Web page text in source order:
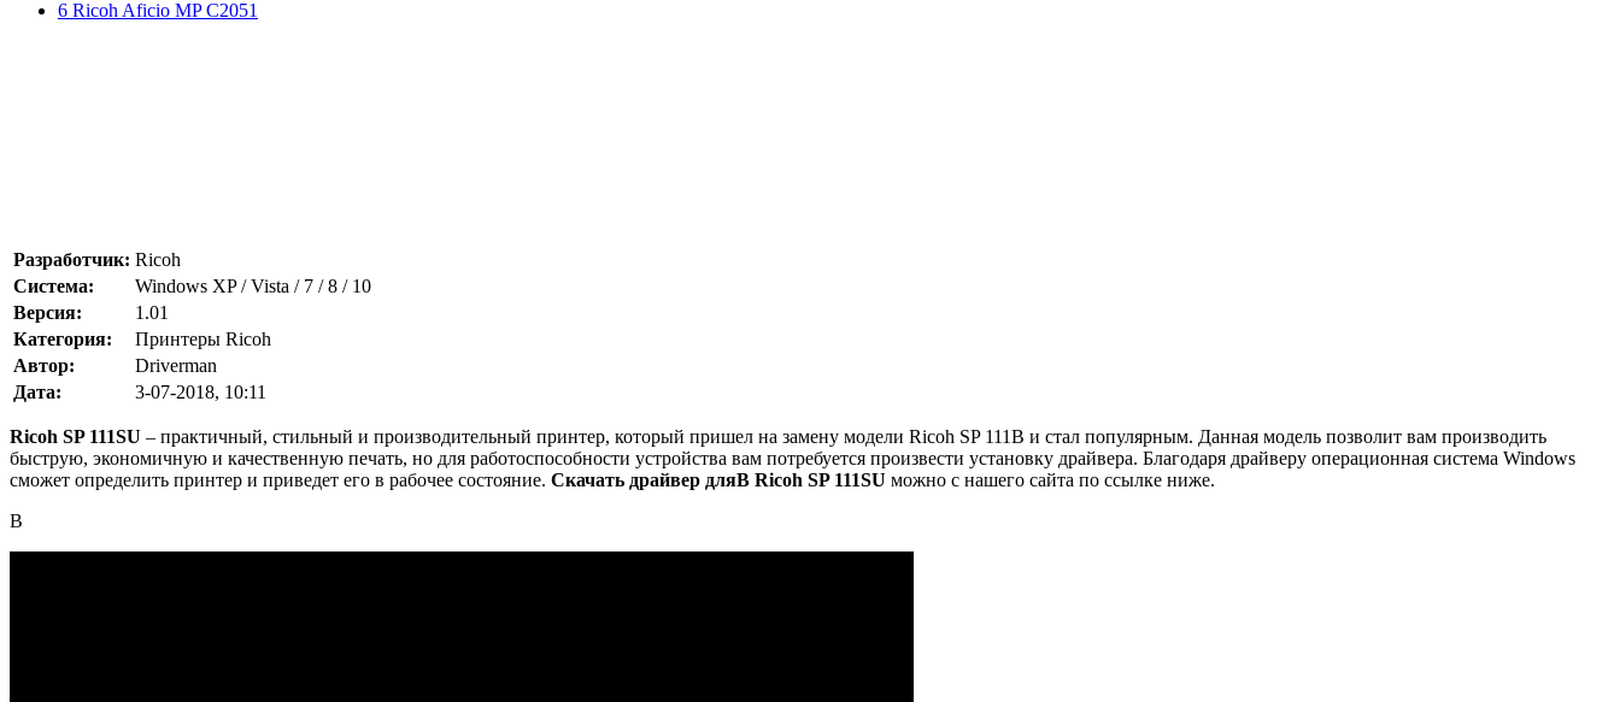
6 Ricoh Aficio MP C2051
Разработчик: Ricoh
Система:
Windows XP / Vista / 7 / 8 / 10
Версия:
1.01
Категория:
Принтеры Ricoh
Автор:
Driverman
Дата:
3-07-2018, 10:11
Ricoh SP 111SU – практичный, стильный и производительный принтер, который пришел на замену модели Ricoh SP 111В и стал популярным. Данная модель позволит вам производить
быструю, экономичную и качественную печать, но для работоспособности устройства вам потребуется произвести установку драйвера. Благодаря драйверу операционная система Windows
сможет определить принтер и приведет его в рабочее состояние. Скачать драйвер дляВ Ricoh SP 111SU можно с нашего сайта по ссылке ниже.
В